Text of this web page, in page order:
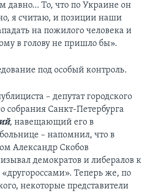
давно… То, что по Украине он
я считаю, и позиции наши
на пожилого человека и
в голову не пришло бы».
под особый контроль.
– депутат городского
собрания Санкт-Петербурга
, навещающий его в
– напомнил, что в
Александр Скобов
демократов и либералов к
«другороссами». Теперь же, по
некоторые представители